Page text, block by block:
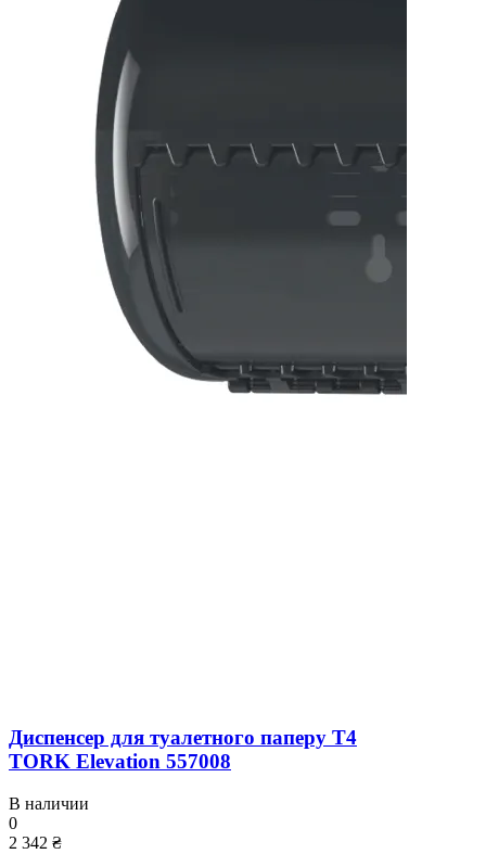
Диспенсер для туалетного паперу T4
TORK Elevation 557008
В наличии
0
2 342 ₴